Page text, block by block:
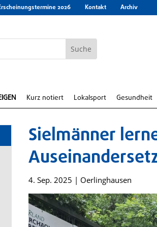
2026 Kontakt Archiv
Kurz notiert Lokalsport Gesundheit
Sielmänner
4. Sep. 2025 | Oerlinghausen